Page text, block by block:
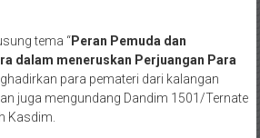
tema “Peran Pemuda dan
dalam meneruskan Perjuangan Para
para pemateri dari kalangan
juga mengundang Dandim 1501/Ternate
Kasdim.